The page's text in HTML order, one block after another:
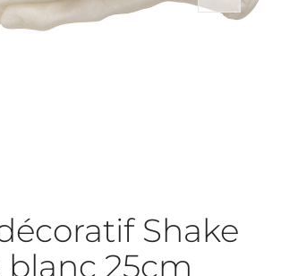
Shake
blanc 25cm